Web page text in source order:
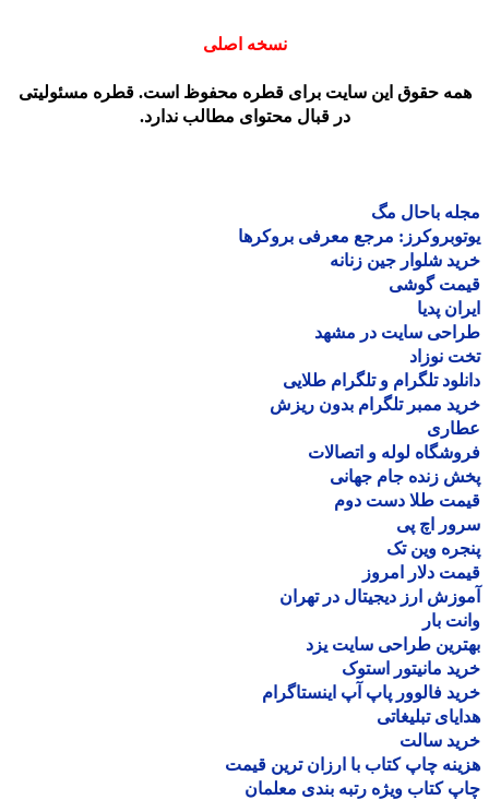
نسخه اصلی
حقوق این سایت برای قطره محفوظ است. قطره مسئولیتی
در قبال محتوای مطالب ندارد.
باحال مگ
مرجع معرفی بروکرها
شلوار جین زنانه
گوشی
پدیا
سایت در مشهد
نوزاد
تلگرام و تلگرام طلایی
ممبر تلگرام بدون ریزش
لوله و اتصالات
زنده جام جهانی
طلا دست دوم
اچ پی
وین تک
دلار امروز
ارز دیجیتال در تهران
بار
طراحی سایت یزد
مانیتور استوک
فالوور پاپ آپ اینستاگرام
تبلیغاتی
سالت
چاپ کتاب با ارزان ترین قیمت
کتاب ویژه رتبه بندی معلمان